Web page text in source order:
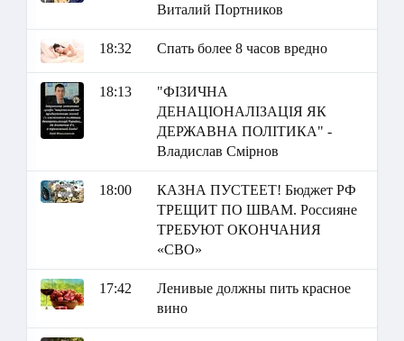
Виталий Портников
18:32 Спать более 8 часов вредно
18:13
"ФІЗИЧНА
ДЕНАЦІОНАЛІЗАЦІЯ ЯК
ДЕРЖАВНА ПОЛІТИКА" -
Владислав Смірнов
18:00
КАЗНА ПУСТЕЕТ! Бюджет РФ
ТРЕЩИТ ПО ШВАМ. Россияне
ТРЕБУЮТ ОКОНЧАНИЯ
«СВО»
17:42
Ленивые должны пить красное
вино